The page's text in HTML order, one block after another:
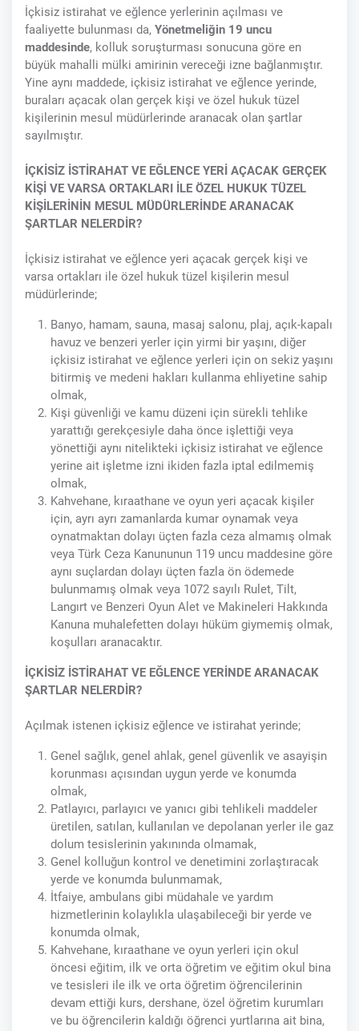
İçkisiz istirahat ve eğlence yerlerinin açılması ve
faaliyette bulunması da, Yönetmeliğin 19 uncu
maddesinde, kolluk soruşturması sonucuna göre en
büyük mahalli mülki amirinin vereceği izne bağlanmıştır.
Yine aynı maddede, içkisiz istirahat ve eğlence yerinde,
buraları açacak olan gerçek kişi ve özel hukuk tüzel
kişilerinin mesul müdürlerinde aranacak olan şartlar
sayılmıştır.
İÇKİSİZ İSTİRAHAT VE EĞLENCE YERİ AÇACAK GERÇEK
KİŞİ VE VARSA ORTAKLARI İLE ÖZEL HUKUK TÜZEL
KİŞİLERİNİN MESUL MÜDÜRLERİNDE ARANACAK
ŞARTLAR NELERDİR?
İçkisiz istirahat ve eğlence yeri açacak gerçek kişi ve
varsa ortakları ile özel hukuk tüzel kişilerin mesul
müdürlerinde;
Banyo, hamam, sauna, masaj salonu, plaj, açık-kapalı
havuz ve benzeri yerler için yirmi bir yaşını, diğer
içkisiz istirahat ve eğlence yerleri için on sekiz yaşını
bitirmiş ve medeni hakları kullanma ehliyetine sahip
olmak,
Kişi güvenliği ve kamu düzeni için sürekli tehlike
yarattığı gerekçesiyle daha önce işlettiği veya
yönettiği aynı nitelikteki içkisiz istirahat ve eğlence
yerine ait işletme izni ikiden fazla iptal edilmemiş
olmak,
Kahvehane, kıraathane ve oyun yeri açacak kişiler
için, ayrı ayrı zamanlarda kumar oynamak veya
oynatmaktan dolayı üçten fazla ceza almamış olmak
veya Türk Ceza Kanununun 119 uncu maddesine göre
aynı suçlardan dolayı üçten fazla ön ödemede
bulunmamış olmak veya 1072 sayılı Rulet, Tilt,
Langırt ve Benzeri Oyun Alet ve Makineleri Hakkında
Kanuna muhalefetten dolayı hüküm giymemiş olmak,
koşulları aranacaktır.
İÇKİSİZ İSTİRAHAT VE EĞLENCE YERİNDE ARANACAK
ŞARTLAR NELERDİR?
Açılmak istenen içkisiz eğlence ve istirahat yerinde;
Genel sağlık, genel ahlak, genel güvenlik ve asayişin
korunması açısından uygun yerde ve konumda
olmak,
Patlayıcı, parlayıcı ve yanıcı gibi tehlikeli maddeler
üretilen, satılan, kullanılan ve depolanan yerler ile gaz
dolum tesislerinin yakınında olmamak,
Genel kolluğun kontrol ve denetimini zorlaştıracak
yerde ve konumda bulunmamak,
İtfaiye, ambulans gibi müdahale ve yardım
hizmetlerinin kolaylıkla ulaşabileceği bir yerde ve
konumda olmak,
Kahvehane, kıraathane ve oyun yerleri için okul
öncesi eğitim, ilk ve orta öğretim ve eğitim okul bina
ve tesisleri ile ilk ve orta öğretim öğrencilerinin
devam ettiği kurs, dershane, özel öğretim kurumları
ve bu öğrencilerin kaldığı öğrenci yurtlarına ait bina,